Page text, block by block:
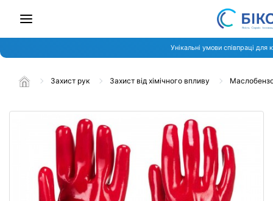
Унікальні умови співпраці для
Захист рук Захист від хімічного впливу